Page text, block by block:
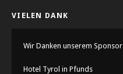
VIELEN DANK
Wir Danken unserem Sponsor
Hotel Tyrol in Pfunds